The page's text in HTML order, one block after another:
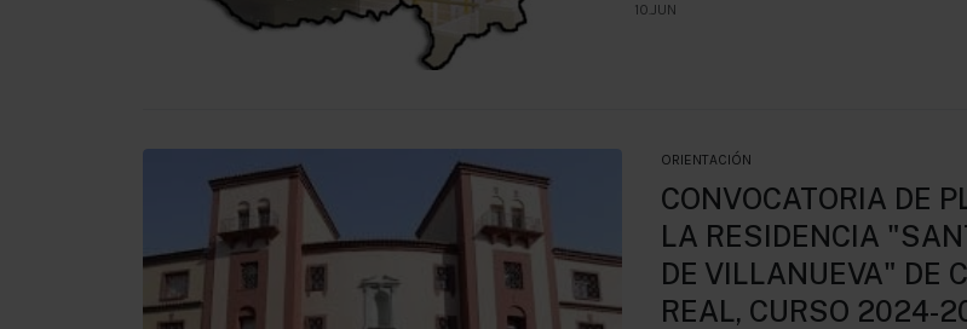
10.JUN
ORIENTACIÓN
CONVOCATORIA DE
LA RESIDENCIA
DE VILLANUEVA" DE
REAL, CURSO 2024-